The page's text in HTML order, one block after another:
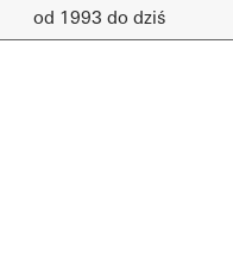
od 1993 do dziś